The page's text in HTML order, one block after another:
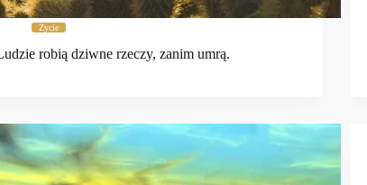
Życie
robią dziwne rzeczy, zanim umrą.